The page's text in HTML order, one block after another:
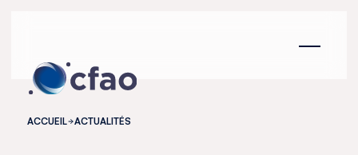
ACCUEIL ACTUALITÉS